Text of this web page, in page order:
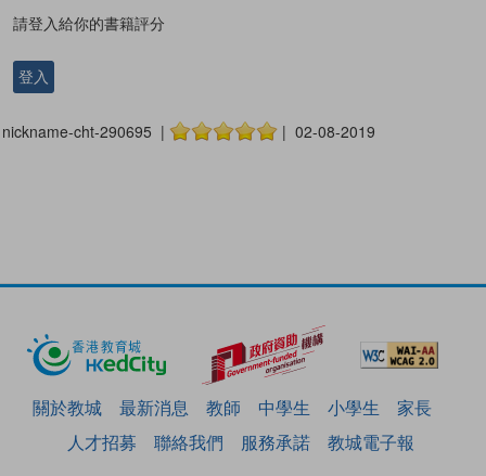
請登入給你的書籍評分
登入
nickname-cht-290695 | | 02-08-2019
關於教城 最新消息 教師 中學生 小學生
家長
人才招募
聯絡我們 服務承諾 教城電子報